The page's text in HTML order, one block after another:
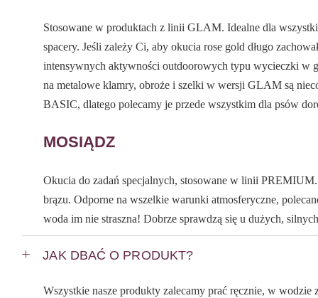
Stosowane w produktach z linii GLAM. Idealne dla
spacery. Jeśli zależy Ci, aby okucia rose gold długo
intensywnych aktywności outdoorowych typu wycieczki w
na metalowe klamry, obroże i szelki w wersji GLAM są
BASIC, dlatego polecamy je przede wszystkim dla psów
MOSIĄDZ
Okucia do zadań specjalnych, stosowane w linii
brązu. Odporne na wszelkie warunki atmosferyczne,
woda im nie straszna! Dobrze sprawdzą się u dużych,
JAK DBAĆ O PRODUKT?
Wszystkie nasze produkty zalecamy prać ręcznie, w wodzie